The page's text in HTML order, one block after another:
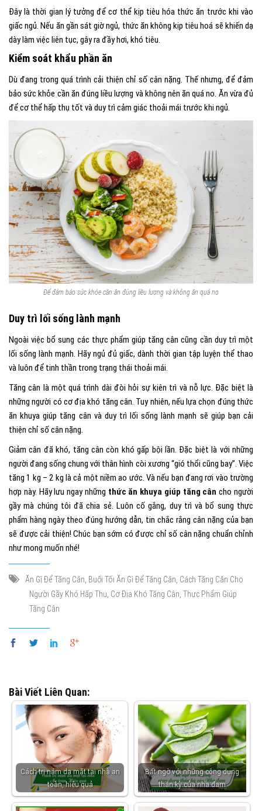
Đây là thời gian lý tưởng để cơ thể kịp tiêu hóa thức ăn trước khi vào
giấc ngủ. Nếu ăn gần sát giờ ngủ, thức ăn không kịp tiêu hoá sẽ khiến dạ
dày làm việc liên tục, gây ra đầy hơi, khó tiêu.
Kiểm soát khẩu phần ăn
Dù đang trong quá trình cải thiện chỉ số cân nặng. Thế nhưng, để đảm
bảo sức khỏe cần ăn đúng liều lượng và không nên ăn quá no. Ăn vừa đủ
để cơ thể hấp thụ tốt và duy trì cảm giác thoải mái trước khi ngủ.
Để đảm bảo sức khỏe cần ăn đúng liều lượng và không ăn quá no
Duy trì lối sống lành mạnh
Ngoài việc bổ sung các thực phẩm giúp tăng cân cũng cần duy trì một
lối sống lành mạnh. Hãy ngủ đủ giấc, dành thời gian tập luyện thể thao
và luôn để tinh thần trong trạng thái thoải mái.
Tăng cân là một quá trình dài đòi hỏi sự kiên trì và nỗ lực. Đặc biệt là
những người có cơ địa khó tăng cân. Tuy nhiên, nếu lựa chọn đúng thức
ăn khuya giúp tăng cân và duy trì lối sống lành mạnh sẽ giúp bạn cải
thiện chỉ số cân nặng.
Giảm cân đã khó, tăng cân còn khó gấp bội lần. Đặc biệt là với những
người đang sống chung với thân hình còi xương “gió thổi cũng bay”. Việc
tăng 1 kg – 2 kg là cả một niềm ao ước. Và nếu bạn đang rơi vào trường
hợp này. Hãy lưu ngay những thức ăn khuya giúp tăng cân cho người
gầy mà chúng tôi đã chia sẻ. Luôn cố gắng, duy trì và bổ sung thực
phẩm hàng ngày theo đúng hướng dẫn, tin chắc rằng cân nặng của bạn
sẽ được cải thiện! Chúc bạn sớm có được chỉ số cân nặng chuẩn chỉnh
như mong muốn nhé!
Ăn Gì Để Tăng Cân, Buổi Tối Ăn Gì Để Tăng Cân, Cách Tăng Cân Cho
Người Gầy Khó Hấp Thụ, Cơ Địa Khó Tăng Cân, Thực Phẩm Giúp
Tăng Cân
Bài Viết Liên Quan:
Cách trị nám da mặt tại nhà an
toàn, hiệu quả
Bất ngờ với những công dụng
thần kỳ của nha đam